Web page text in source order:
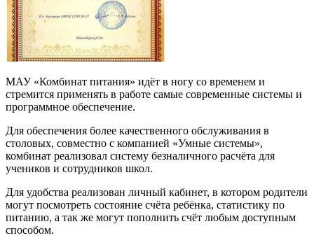
МАУ «Комбинат питания» идёт в ногу со временем и
стремится применять в работе самые современные системы и
программное обеспечение.
Для обеспечения более качественного обслуживания в
столовых, совместно с компанией «Умные системы»,
комбинат реализовал систему безналичного расчёта для
учеников и сотрудников школ.
Для удобства реализован личный кабинет, в котором родители
могут посмотреть состояние счёта ребёнка, статистику по
питанию, а так же могут пополнить счёт любым доступным
способом.